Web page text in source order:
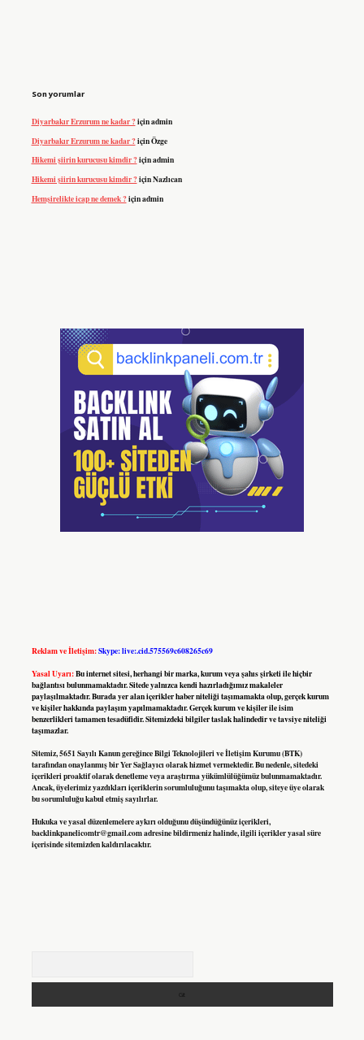
Son yorumlar
Diyarbakır Erzurum ne kadar ?içinadmin
Diyarbakır Erzurum ne kadar ?içinÖzge
Hikemi şiirin kurucusu kimdir ?içinadmin
Hikemi şiirin kurucusu kimdir ?içinNazlıcan
Hemşirelikte icap ne demek ?içinadmin
Reklam ve İletişim:Skype: live:.cid.575569c608265c69
Yasal Uyarı:Bu internet sitesi, herhangi bir marka, kurum veya şahıs şirketi ile hiçbir
bağlantısı bulunmamaktadır. Sitede yalnızca kendi hazırladığımız makaleler
paylaşılmaktadır. Burada yer alan içerikler haber niteliği taşımamakta olup, gerçek kurum
ve kişiler hakkında paylaşım yapılmamaktadır. Gerçek kurum ve kişiler ile isim
benzerlikleri tamamen tesadüfidir. Sitemizdeki bilgiler taslak halindedir ve tavsiye niteliği
taşımazlar.
Sitemiz, 5651 Sayılı Kanun gereğince Bilgi Teknolojileri ve İletişim Kurumu (BTK)
tarafından onaylanmış bir Yer Sağlayıcı olarak hizmet vermektedir. Bu nedenle, sitedeki
içerikleri proaktif olarak denetleme veya araştırma yükümlülüğümüz bulunmamaktadır.
Ancak, üyelerimiz yazdıkları içeriklerin sorumluluğunu taşımakta olup, siteye üye olarak
bu sorumluluğu kabul etmiş sayılırlar.
Hukuka ve yasal düzenlemelere aykırı olduğunu düşündüğünüz içerikleri,
backlinkpanelicomtr@gmail.comadresine bildirmeniz halinde, ilgili içerikler yasal süre
içerisinde sitemizden kaldırılacaktır.